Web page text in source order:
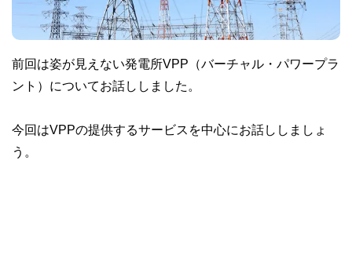
前回は姿が見えない発電所VPP（バーチャル・パワープラ
ント）についてお話ししました。
今回はVPPの提供するサービスを中心にお話ししましょ
う。